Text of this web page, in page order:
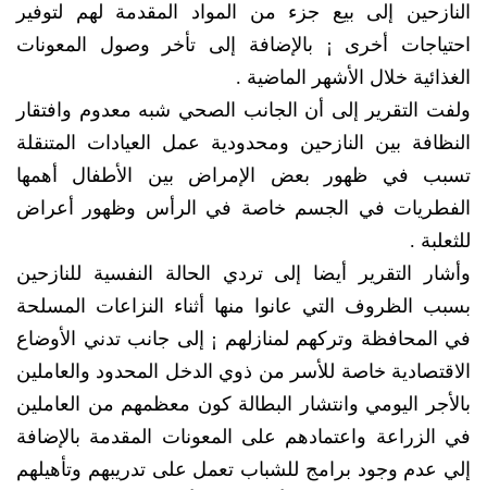
النازحين إلى بيع جزء من المواد المقدمة لهم لتوفير
احتياجات أخرى ¡ بالإضافة إلى تأخر وصول المعونات
الغذائية خلال الأشهر الماضية .
ولفت التقرير إلى أن الجانب الصحي شبه معدوم وافتقار
النظافة بين النازحين ومحدودية عمل العيادات المتنقلة
تسبب في ظهور بعض الإمراض بين الأطفال أهمها
الفطريات في الجسم خاصة في الرأس وظهور أعراض
للثعلبة .
وأشار التقرير أيضا إلى تردي الحالة النفسية للنازحين
بسبب الظروف التي عانوا منها أثناء النزاعات المسلحة
في المحافظة وتركهم لمنازلهم ¡ إلى جانب تدني الأوضاع
الاقتصادية خاصة للأسر من ذوي الدخل المحدود والعاملين
بالأجر اليومي وانتشار البطالة كون معظمهم من العاملين
في الزراعة واعتمادهم على المعونات المقدمة بالإضافة
إلي عدم وجود برامج للشباب تعمل على تدريبهم وتأهيلهم